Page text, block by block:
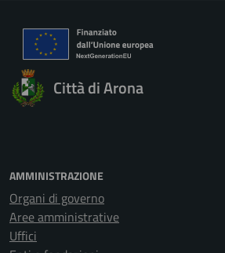
Città di Arona
AMMINISTRAZIONE
Organi di governo
Aree amministrative
Uffici